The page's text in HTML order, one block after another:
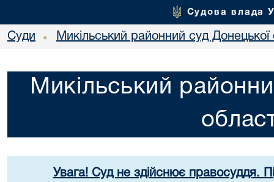
Судова влада
Суди • Микільський районний суд Донецької
Микільський
Увага! Суд не здійснює правосуддя.